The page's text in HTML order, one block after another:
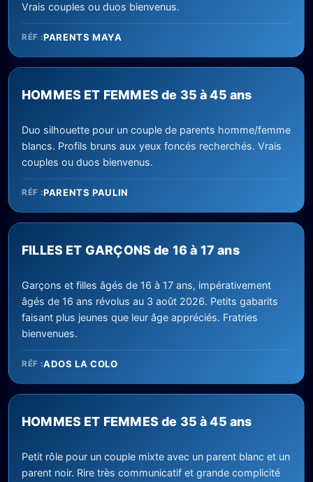
Vrais couples ou duos bienvenus.
RÉF :PARENTS MAYA
HOMMES ET FEMMES de 35 à 45 ans
Duo silhouette pour un couple de parents homme/femme
blancs. Profils bruns aux yeux foncés recherchés. Vrais
couples ou duos bienvenus.
RÉF :PARENTS PAULIN
FILLES ET GARÇONS de 16 à 17 ans
Garçons et filles âgés de 16 à 17 ans, impérativement
âgés de 16 ans révolus au 3 août 2026. Petits gabarits
faisant plus jeunes que leur âge appréciés. Fratries
bienvenues.
RÉF :ADOS LA COLO
HOMMES ET FEMMES de 35 à 45 ans
Petit rôle pour un couple mixte avec un parent blanc et un
parent noir. Rire très communicatif et grande complicité